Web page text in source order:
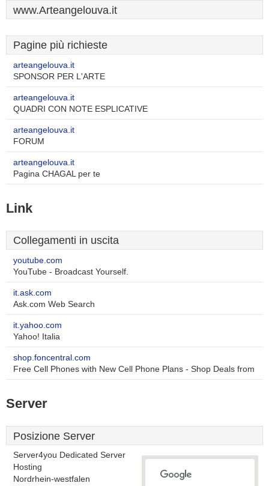
www.Arteangelouva.it
Pagine più richieste
arteangelouva.it
SPONSOR PER L'ARTE
arteangelouva.it
QUADRI CON NOTE ESPLICATIVE
arteangelouva.it
FORUM
arteangelouva.it
Pagina CHAGAL per te
Link
Collegamenti in uscita
youtube.com
YouTube - Broadcast Yourself.
it.ask.com
Ask.com Web Search
it.yahoo.com
Yahoo! Italia
shop.foncentral.com
Free Cell Phones with New Cell Phone Plans - Shop Deals from
Server
Posizione Server
Server4you Dedicated Server
Hosting
Nordrhein-westfalen